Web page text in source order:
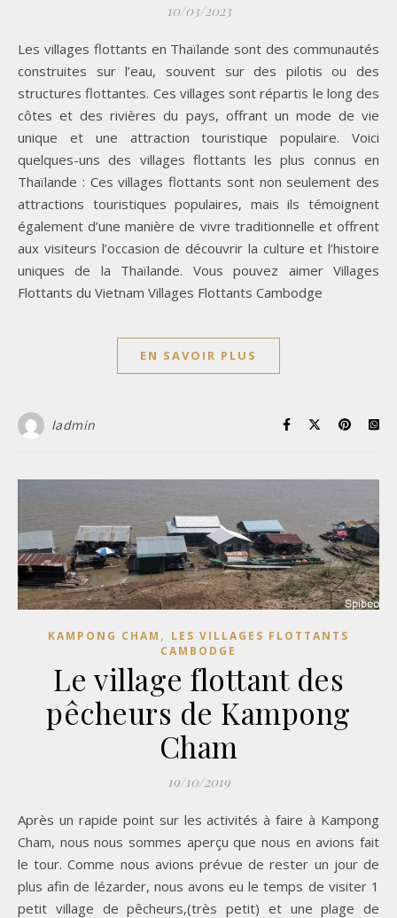
10/03/2023
Les villages flottants en Thaïlande sont des communautés
construites sur l’eau, souvent sur des pilotis ou des
structures flottantes. Ces villages sont répartis le long des
côtes et des rivières du pays, offrant un mode de vie
unique et une attraction touristique populaire. Voici
quelques-uns des villages flottants les plus connus en
Thaïlande : Ces villages flottants sont non seulement des
attractions touristiques populaires, mais ils témoignent
également d’une manière de vivre traditionnelle et offrent
aux visiteurs l’occasion de découvrir la culture et l’histoire
uniques de la Thaïlande. Vous pouvez aimer Villages
Flottants du Vietnam Villages Flottants Cambodge
EN SAVOIR PLUS
ladmin
KAMPONG CHAM , LES VILLAGES FLOTTANTS
CAMBODGE
Le village flottant des
pêcheurs de Kampong
Cham
19/10/2019
Après un rapide point sur les activités à faire à Kampong
Cham, nous nous sommes aperçu que nous en avions fait
le tour. Comme nous avions prévue de rester un jour de
plus afin de lézarder, nous avons eu le temps de visiter 1
petit village de pêcheurs,(très petit) et une plage de